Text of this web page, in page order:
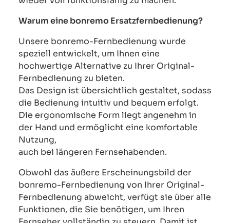
Warum eine bonremo Ersatzfernbedienung?
Unsere bonremo-Fernbedienung wurde
speziell entwickelt, um Ihnen eine
hochwertige Alternative zu Ihrer Original-
Fernbedienung zu bieten.
Das Design ist übersichtlich gestaltet, sodass
die Bedienung intuitiv und bequem erfolgt.
Die ergonomische Form liegt angenehm in
der Hand und ermöglicht eine komfortable
Nutzung,
auch bei längeren Fernsehabenden.
Obwohl das äußere Erscheinungsbild der
bonremo-Fernbedienung von Ihrer Original-
Fernbedienung abweicht, verfügt sie über alle
Funktionen, die Sie benötigen, um Ihren